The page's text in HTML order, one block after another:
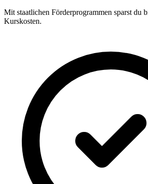
Mit staatlichen Förderprogrammen sparst du
Kurskosten.